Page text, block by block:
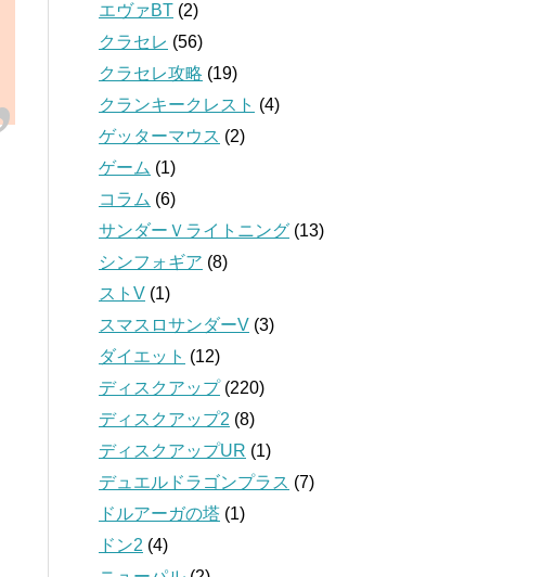
エヴァBT (2)
クラセレ (56)
クラセレ攻略 (19)
クランキークレスト (4)
ゲッターマウス (2)
ゲーム (1)
コラム (6)
サンダーＶライトニング (13)
シンフォギア (8)
ストV (1)
スマスロサンダーV (3)
ダイエット (12)
ディスクアップ(220)
ディスクアップ2 (8)
ディスクアップUR (1)
デュエルドラゴンプラス (7)
ドルアーガの塔 (1)
ドン2 (4)